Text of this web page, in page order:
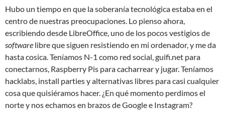
Hubo un tiempo en que la soberanía tecnológica estaba en el
centro de nuestras preocupaciones. Lo pienso ahora,
escribiendo desde LibreOffice, uno de los pocos vestigios de
software libre que siguen resistiendo en mi ordenador, y me da
hasta cosica. Teníamos N-1 como red social, guifi.net para
conectarnos, Raspberry Pis para cacharrear y jugar. Teníamos
hacklabs, install parties y alternativas libres para casi cualquier
cosa que quisiéramos hacer. ¿En qué momento perdimos el
norte y nos echamos en brazos de Google e Instagram?